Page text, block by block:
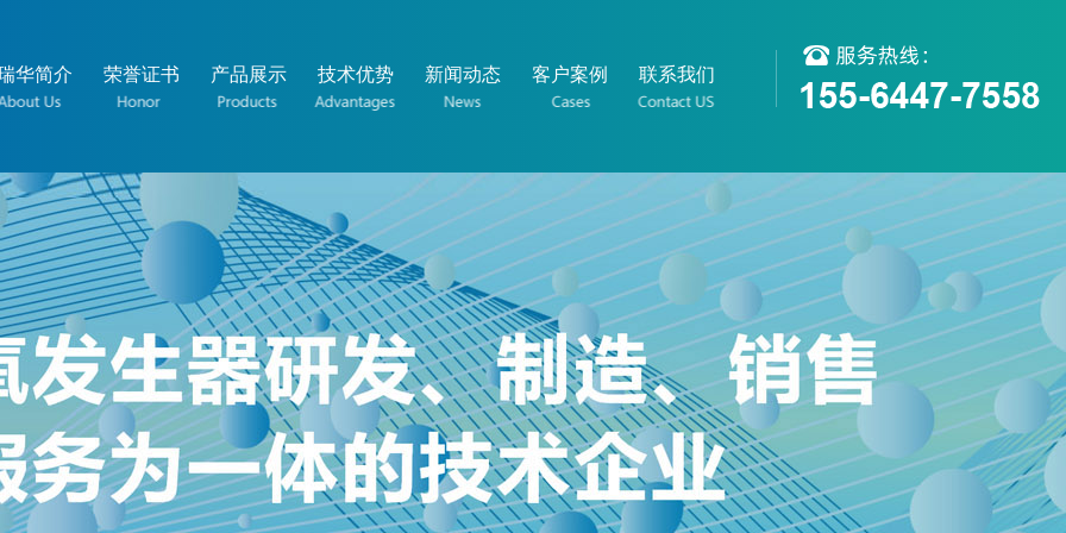
华简介 荣誉证书 产品展示 技术优势 新闻动态 客户案例 联系我们